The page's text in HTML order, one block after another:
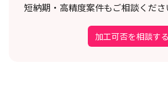
短納期・高精度案件もご相談くださ
加工可否を相談する